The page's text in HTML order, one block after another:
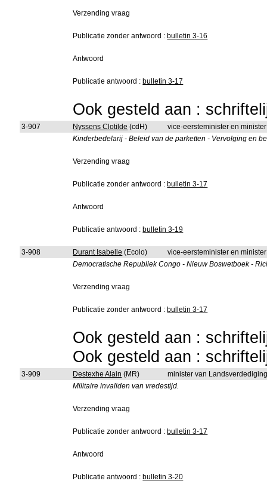
Verzending vraag
Publicatie zonder antwoord : bulletin 3-16
Antwoord
Publicatie antwoord : bulletin 3-17
Ook gesteld aan :
3-907 Nyssens Clotilde (cdH)
vice-eersteminister en
Kinderbedelarij - Beleid van de parketten - Vervolging en
Verzending vraag
Publicatie zonder antwoord : bulletin 3-17
Antwoord
Publicatie antwoord : bulletin 3-19
3-908 Durant Isabelle (Ecolo)
vice-eersteminister en
Democratische Republiek Congo - Nieuw Boswetboek -
Verzending vraag
Publicatie zonder antwoord : bulletin 3-17
Ook gesteld aan :
Ook gesteld aan :
3-909 Destexhe Alain (MR)
minister van
Militaire invaliden van vredestijd.
Verzending vraag
Publicatie zonder antwoord : bulletin 3-17
Antwoord
Publicatie antwoord : bulletin 3-20